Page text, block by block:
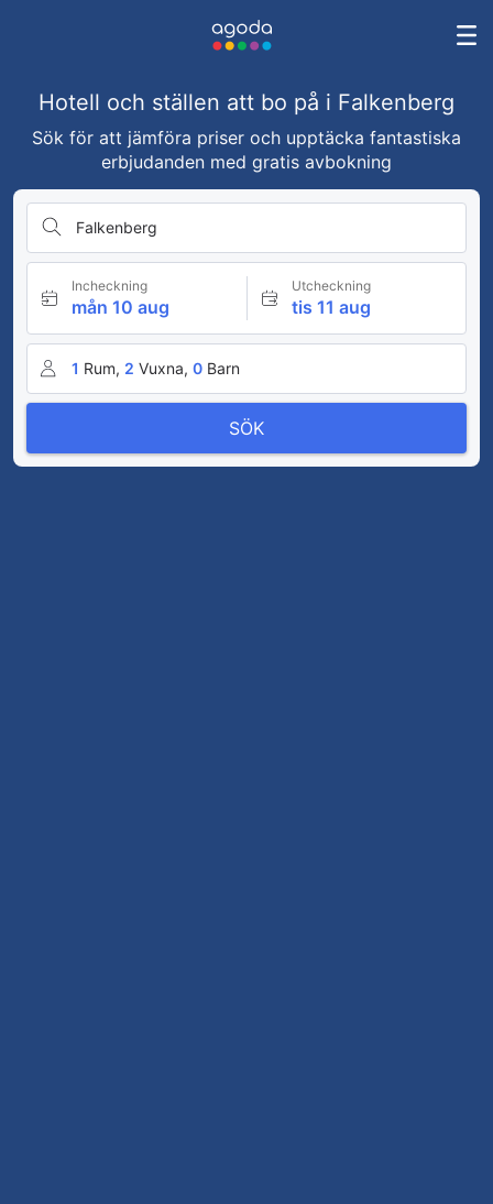
Hotell och ställen att bo på i Falkenberg
Sök för att jämföra priser och upptäcka fantastiska
erbjudanden med gratis avbokning
Falkenberg
Incheckning
mån 10 aug
Utcheckning
tis 11 aug
1 Rum, 2 Vuxna, 0 Barn
SÖK